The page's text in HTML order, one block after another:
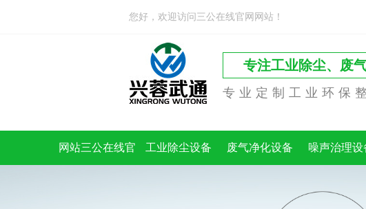
您好，欢迎访问三公在线官网网站！
专注工业除尘、废
专业定制工业环保
网站三公在线官 工业除尘设备 废气净化设备 噪声治理设